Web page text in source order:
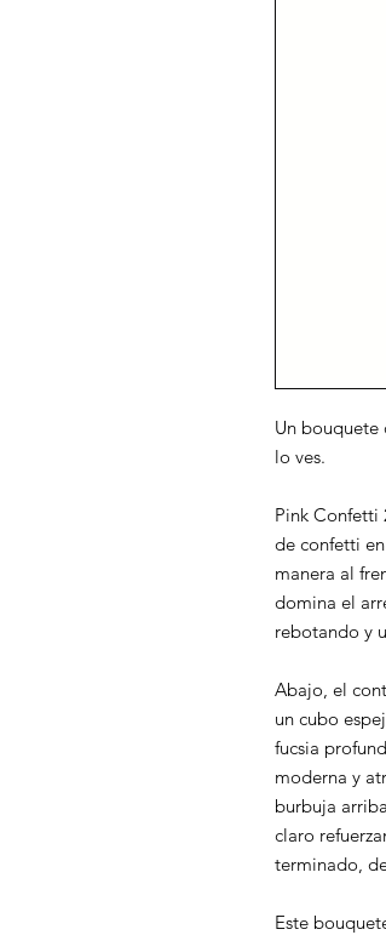
Un bouquete
lo ves.
Pink Confetti
de confetti
manera al
domina el
rebotando y
Abajo, el
un cubo
fucsia
moderna y
burbuja
claro
terminado,
Este